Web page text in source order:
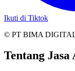
Ikuti di Tiktok
© PT BIMA
Tentang